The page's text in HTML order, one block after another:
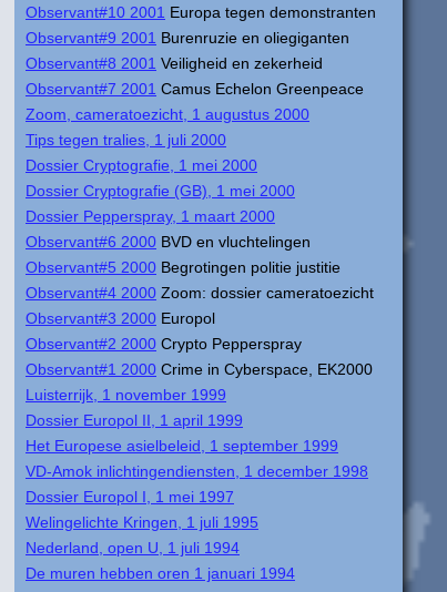
Observant#10 2001 Europa tegen demonstranten
Observant#9 2001 Burenruzie en oliegiganten
Observant#8 2001 Veiligheid en zekerheid
Observant#7 2001 Camus Echelon Greenpeace
Zoom, cameratoezicht, 1 augustus 2000
Tips tegen tralies, 1 juli 2000
Dossier Cryptografie, 1 mei 2000
Dossier Cryptografie (GB), 1 mei 2000
Dossier Pepperspray, 1 maart 2000
Observant#6 2000 BVD en vluchtelingen
Observant#5 2000 Begrotingen politie justitie
Observant#4 2000 Zoom: dossier cameratoezicht
Observant#3 2000 Europol
Observant#2 2000 Crypto Pepperspray
Observant#1 2000 Crime in Cyberspace, EK2000
Luisterrijk, 1 november 1999
Dossier Europol II, 1 april 1999
Het Europese asielbeleid, 1 september 1999
VD-Amok inlichtingendiensten, 1 december 1998
Dossier Europol I, 1 mei 1997
Welingelichte Kringen, 1 juli 1995
Nederland, open U, 1 juli 1994
De muren hebben oren 1 januari 1994